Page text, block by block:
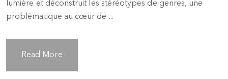
lumière et déconstruit les stéréotypes de genres, une
problématique au cœur de ...
Read More